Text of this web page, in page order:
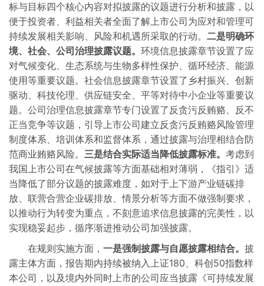
标与目标四个核心内容对拟披露的议题进行分析和披露，以
便于投资者、利益相关者全面了解上市公司为应对和管理可
持续发展相关影响、风险和机遇所采取的行动。 二是明确环
境、社会、公司治理披露议题。 环境信息披露章节设置了应
对气候变化、生态系统与生物多样性保护、循环经济、能源
使用等重要议题。社会信息披露章节设置了乡村振兴、创新
驱动、科技伦理、供应链安全、平等对待中小企业等重要议
题。公司治理信息披露章节专门设置了反贪污反贿赂、反不
正当竞争等议题，引导上市公司建立反贪污反贿赂风险管理
制度体系、培训体系和监督体系，通过披露与治理相结合防
范商业贿赂风险。 三是结合实际适当降低披露标准。 考虑到
我国上市公司在气候披露等方面基础相对薄弱，《指引》适
当降低了部分议题的披露难度，如对于上下游产业链碳排
放、联营合营企业碳排放、情景分析等方面不做强制要求，
以推动行为转变为重点，不刻意追求信息披露的完美性，以
实现稳妥起步，循序渐进推动公司加强披露。
在规则实施方面， 一是强制披露与自愿披露相结合。 披
露主体方面，报告期内持续被纳入上证180、科创50指数样
本公司，以及境内外同时上市的公司应当披露《可持续发展